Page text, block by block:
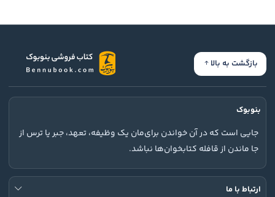
بازگشت به بالا
بنوبوک
جایی است که در آن خواندن برای‌مان یک وظیفه، تعهد، جبر یا ترس از
جا ماندن از قافله کتابخوان‌ها نباشد.
ارتباط با ما